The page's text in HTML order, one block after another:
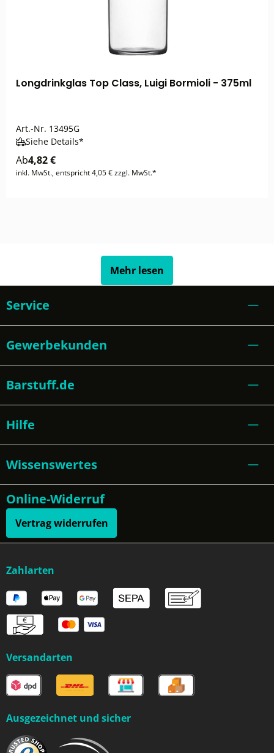
Longdrinkglas Top Class, Luigi Bormioli - 375ml
Art.-Nr. 13495G
Siehe Details*
Ab4,82 €
inkl. MwSt., entspricht 4,05 € zzgl. MwSt.*
Mehr lesen
Service
Gewerbekunden
Barstuff.de
Hilfe
Wissenswertes
Online-Widerruf
Vertrag widerrufen
Zahlarten
Versandarten
Ausgezeichnet und sicher